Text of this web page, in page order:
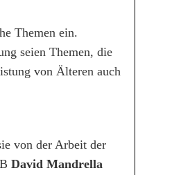
Themen ein.
seien Themen, die
von Älteren auch
von der Arbeit der
David Mandrella